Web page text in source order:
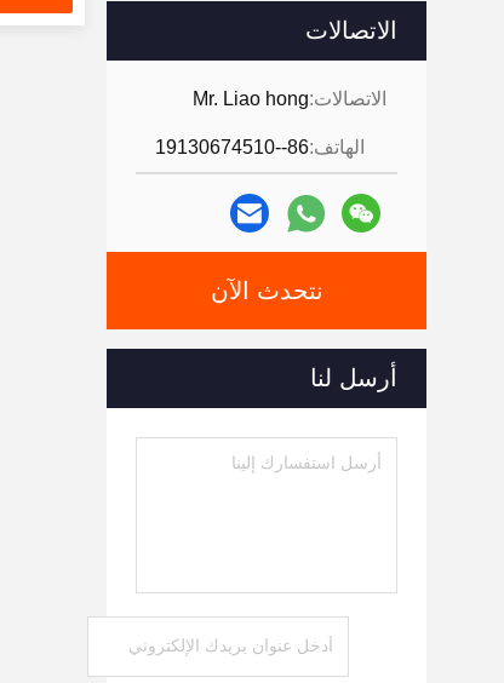
الاتصالات
الاتصالات:Mr. Liao hong
الهاتف:86--19130674510
نتحدث الآن
أرسل لنا